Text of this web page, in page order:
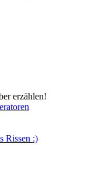
erzählen!
Rissen :)